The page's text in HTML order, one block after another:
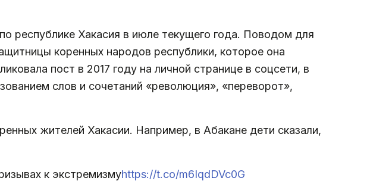
республике Хакасия в июле текущего года. Поводом для
коренных народов республики, которое она
пост в 2017 году на личной странице в соцсети, в
слов и сочетаний «революция», «переворот»,
жителей Хакасии. Например, в Абакане дети сказали,
к экстремизмуhttps://t.co/m6IqdDVc0G